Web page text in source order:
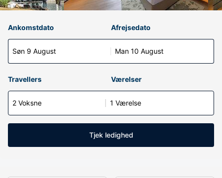
Ankomstdato
Søn 9 August
Afrejsedato
Man 10 August
Travellers Værelser
2 Voksne 1 Værelse
Tjek ledighed